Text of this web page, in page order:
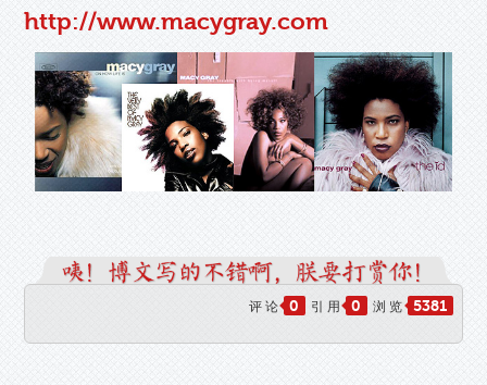
http://www.macygray.com
评 论 0 引 用 0 浏 览 5381